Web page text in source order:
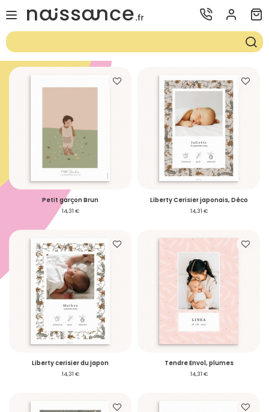
Petit garçon Brun
14,31 €
Liberty Cerisier japonais, Déco
14,31 €
Liberty cerisier du japon
14,31 €
Tendre Envol, plumes
14,31 €